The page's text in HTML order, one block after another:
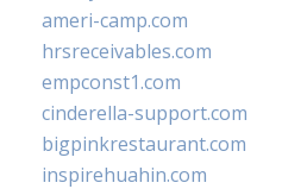
ameri-camp.com
hrsreceivables.com
empconst1.com
cinderella-support.com
bigpinkrestaurant.com
inspirehuahin.com